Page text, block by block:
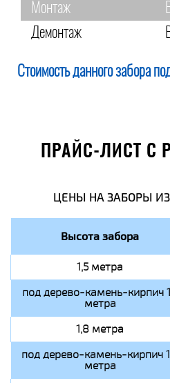
Монтаж
Демонтаж
Стоимость данного забора
ПРАЙС-ЛИСТ С
ЦЕНЫ НА ЗАБОРЫ
Высота забора
1,5 метра
под дерево-камень-кирпич
метра
1,8 метра
под дерево-камень-кирпич
метра